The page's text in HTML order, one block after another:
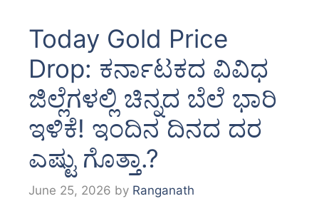
Today Gold Price
Drop: ಕರ್ನಾಟಕದ ವಿವಿಧ
ಜಿಲ್ಲೆಗಳಲ್ಲಿ ಚಿನ್ನದ ಬೆಲೆ ಭಾರಿ
ಇಳಿಕೆ! ಇಂದಿನ ದಿನದ ದರ
ಎಷ್ಟು ಗೊತ್ತಾ.?
June 25, 2026 by Ranganath